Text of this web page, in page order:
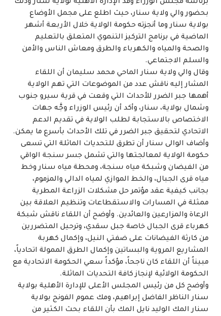
برئاسة مجلس الوزراء وفد الإدارة الاهلية لولاية سنار وذلك
بحضور والي ولاية سنار، حيث اطلع على مجمل الأوضاع
بولاية سنار وما أنجزته حكومة الولاية خلال الأربعة أشهر
الماضية في برنامج التركيز التنموي المتعلق بالتعليم
والصحة والمياه والكهرباء والطرق ومعاش الناس والأمن
والسلم الاجتماعي.
وقال والي ولاية سنار الماحي محمد سليمان أن اللقاء
المشار إليه ناقش عدد من الموضوعات التي تهم الولاية
أهمها جبر الضرر للأحداث التي وقعت في قرية سيرو جنوب
وشمال بولاية، سنار، وأكد أن رئيس الوزراء وجَّه جهات
الاختصاص بالاستجابة لطلب الولاية في تقديم الدعم
الاتحادي لتحقيق جبر الضرر في تلك الأحداث بأسرع ما يمكن.
وأضاف الوالى سنار أن تطرق للتحديات الماثلة التي تسعى
حكومة الولاية لمعالجتها والتي تشمل جسر سنجة الواقي
من الفيضان وشبكة مياه سنجة، ومحطة مياه سنار وخط
مياه قرى الجبال، والخط الموازي لمياه الدالي والمزموم،
بجانب كيفية عقد مؤتمر حل مشكلات الزراعة المطرية
ممثلة في المسارات والاستقطاعات وتنظيم العلاقة بين
الرعاة والمزارعين والعائدين. وأوضح أن اللقاء ناقش شبكة
كهرباء قرى الجبال خاصة جبل سقدي، وترحيل المتضررين
من كارثة الفيضانات على ضفتي النيل، وإكمال كهربة
المشاريع المروية والبساتين وإكمال الطرق الممولة اتحادياً،
مبيناً أن اللقاء كان ناجحاً، مؤكداً سعي الحكومة الاتحادية مع
الحكومة الولائية لإنجاز كافة التحديات الماثلة.
وأوضح كل من رئيس المجلس الأعلى للإدارة الأهلية بولاية
سنار الناظر الفاضل إبراهيم، ومك عموم الفونج بولاية
سنار المك الوليد نايل المك بأن اللقاء بحث الكثير من